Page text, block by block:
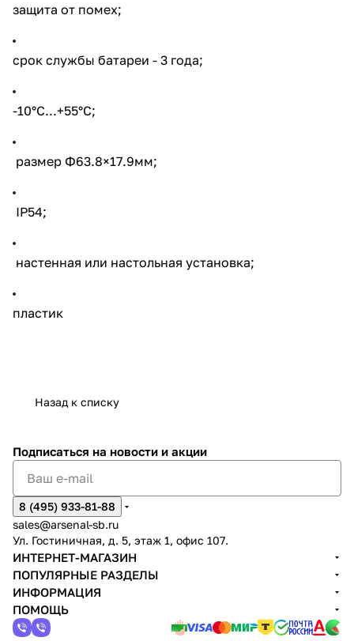
защита от помех;
срок службы батареи - 3 года;
-10°C...+55°C;
размер Ф63.8×17.9мм;
IP54;
настенная или настольная установка;
пластик
Назад к списку
Подписаться на новости и акции
8 (495) 933-81-88
sales@arsenal-sb.ru
Ул. Гостиничная, д. 5, этаж 1, офис 107.
ИНТЕРНЕТ-МАГАЗИН
ПОПУЛЯРНЫЕ РАЗДЕЛЫ
ИНФОРМАЦИЯ
ПОМОЩЬ